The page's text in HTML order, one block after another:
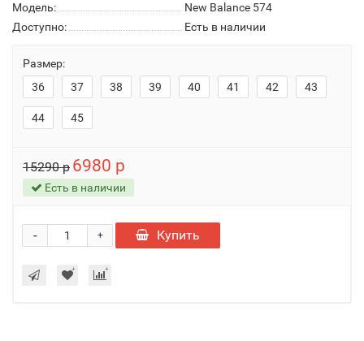
Модель:
New Balance 574
Доступно:
Есть в наличии
Размер:
36
37 38 39 40 41 42 43
44 45
15290 р 6980 р
Есть в наличии
+
- Купить